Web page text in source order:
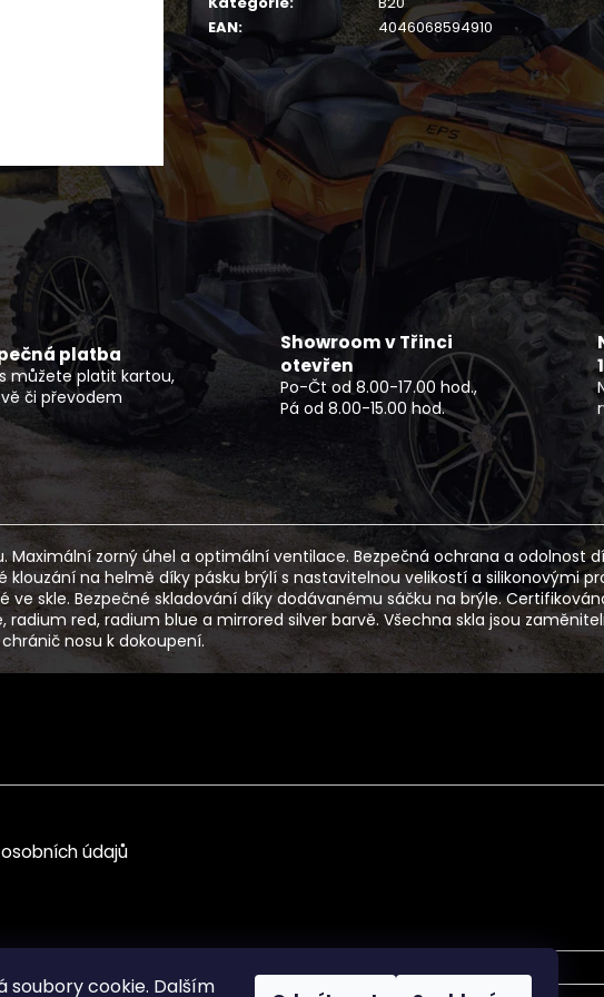
soubory cookie. Dalším
EAN: 4046068594910
platba
můžete platit kartou,
či převodem
Showroom v Třinci
otevřen
Po-Čt od 8.00-17.00 hod.,
Pá od 8.00-15.00 hod.
zorný úhel a optimální ventilace. Bezpečná ochrana a odolnost
klouzání na helmě díky pásku brýlí s nastavitelnou velikostí a silikonovými
skle. Bezpečné skladování díky dodávanému sáčku na brýle.
red, radium blue a mirrored silver barvě. Všechna skla jsou
nosu k dokoupení.
VESTA PÁNSKÁ TRAIL
DĚTSKÁ BUGGY KAYO S70
33 990 Kč
údajů